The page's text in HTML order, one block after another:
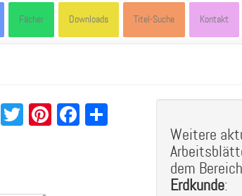
Fächer Downloads Titel-Suche Kontakt
WhatsApp
Twitter
Pinterest
Facebook
Share
Weitere
dem Bereich
Erdkunde: